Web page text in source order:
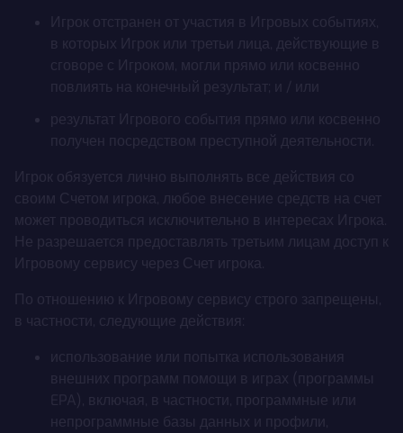
Игрок отстранен от участия в Игровых событиях,
в которых Игрок или третьи лица, действующие в
сговоре с Игроком, могли прямо или косвенно
повлиять на конечный результат; и / или
результат Игрового события прямо или косвенно
получен посредством преступной деятельности.
Игрок обязуется лично выполнять все действия со
своим Счетом игрока, любое внесение средств на счет
может проводиться исключительно в интересах Игрока.
Не разрешается предоставлять третьим лицам доступ к
Игровому сервису через Счет игрока.
По отношению к Игровому сервису строго запрещены,
в частности, следующие действия:
использование или попытка использования
внешних программ помощи в играх (программы
EPA), включая, в частности, программные или
непрограммные базы данных и профили,